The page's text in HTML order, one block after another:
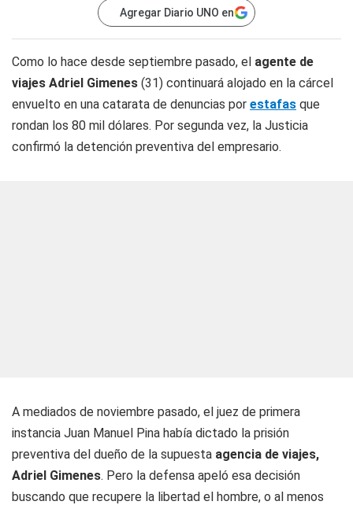
Agregar Diario UNO en
Como lo hace desde septiembre pasado, el agente de
viajes Adriel Gimenes (31) continuará alojado en la cárcel
envuelto en una catarata de denuncias por estafas que
rondan los 80 mil dólares. Por segunda vez, la Justicia
confirmó la detención preventiva del empresario.
A mediados de noviembre pasado, el juez de primera
instancia Juan Manuel Pina había dictado la prisión
preventiva del dueño de la supuesta agencia de viajes,
Adriel Gimenes. Pero la defensa apeló esa decisión
buscando que recupere la libertad el hombre, o al menos